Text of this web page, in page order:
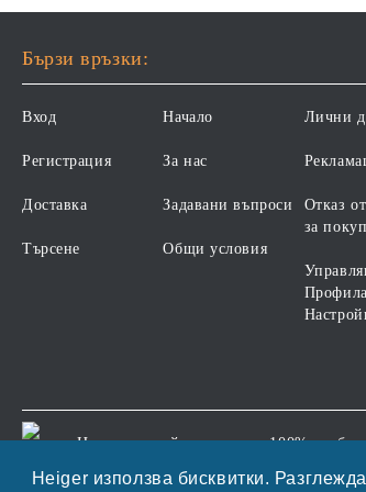
Heiger използва бисквитки.
Бързи връзки:
Вход
Регистрация
Доставка
Търсене
Начало
За нас
Задавани въпроси
Общи условия
Лични
Отказ
за
GDPR Нашият онлайн магазин е 100%